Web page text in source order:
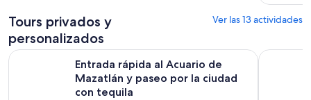
Tours privados y
personalizados
Ver las 13 actividades
Entrada rápida al Acuario de
Mazatlán y paseo por la ciudad
con tequila
Entrada rápida al Acuario de Mazatlán y paseo por laMazatlán: